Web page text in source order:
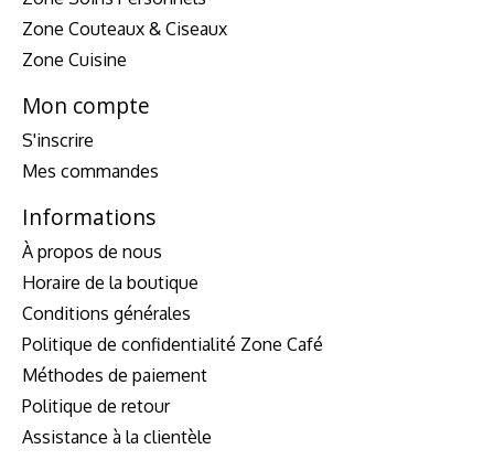
Zone Couteaux & Ciseaux
Zone Cuisine
Mon compte
S'inscrire
Mes commandes
Informations
À propos de nous
Horaire de la boutique
Conditions générales
Politique de confidentialité Zone Café
Méthodes de paiement
Politique de retour
Assistance à la clientèle